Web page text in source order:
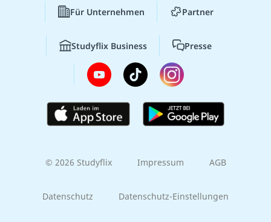
Für Unternehmen Partner
Studyflix Business Presse
© 2026 Studyflix Impressum AGB
Datenschutz Datenschutz-Einstellungen